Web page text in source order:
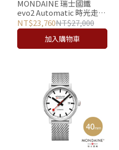
MONDAINE 瑞士國鐵
evo2 Automatic 時光走廊
自動機械錶 - 35mm /
35610LBV
NT$23,760NT$27,000
加入購物車